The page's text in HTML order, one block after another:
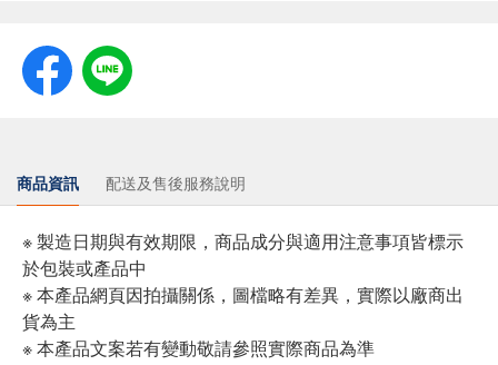
商品資訊 配送及售後服務說明
※ 製造日期與有效期限，商品成分與適用注意事項皆標示
於包裝或產品中
※ 本產品網頁因拍攝關係，圖檔略有差異，實際以廠商出
貨為主
※ 本產品文案若有變動敬請參照實際商品為準